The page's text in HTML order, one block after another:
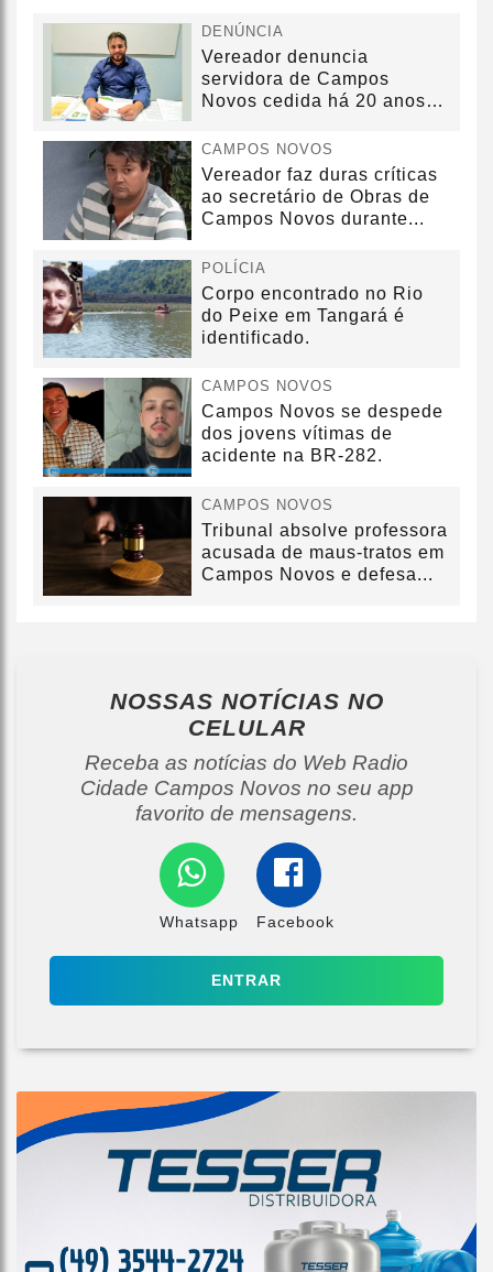
DENÚNCIA
Vereador denuncia
servidora de Campos
Novos cedida há 20 anos
CAMPOS NOVOS
Vereador faz duras críticas
ao secretário de Obras de
Campos Novos durante...
POLÍCIA
Corpo encontrado no Rio
do Peixe em Tangará é
identificado.
CAMPOS NOVOS
Campos Novos se despede
dos jovens vítimas de
acidente na BR-282.
CAMPOS NOVOS
Tribunal absolve professora
acusada de maus-tratos em
Campos Novos e defesa...
NOSSAS NOTÍCIAS NO
CELULAR
Receba as notícias do Web Radio
Cidade Campos Novos no seu app
favorito de mensagens.
Whatsapp Facebook
ENTRAR